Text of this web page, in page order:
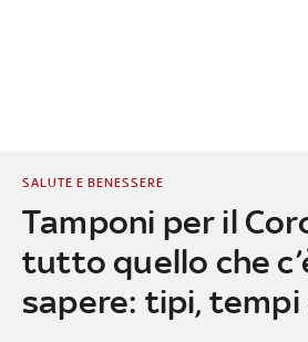
Tamponi per il
tutto quello che
sapere: tipi, tempi
SALUTE E BENESSERE